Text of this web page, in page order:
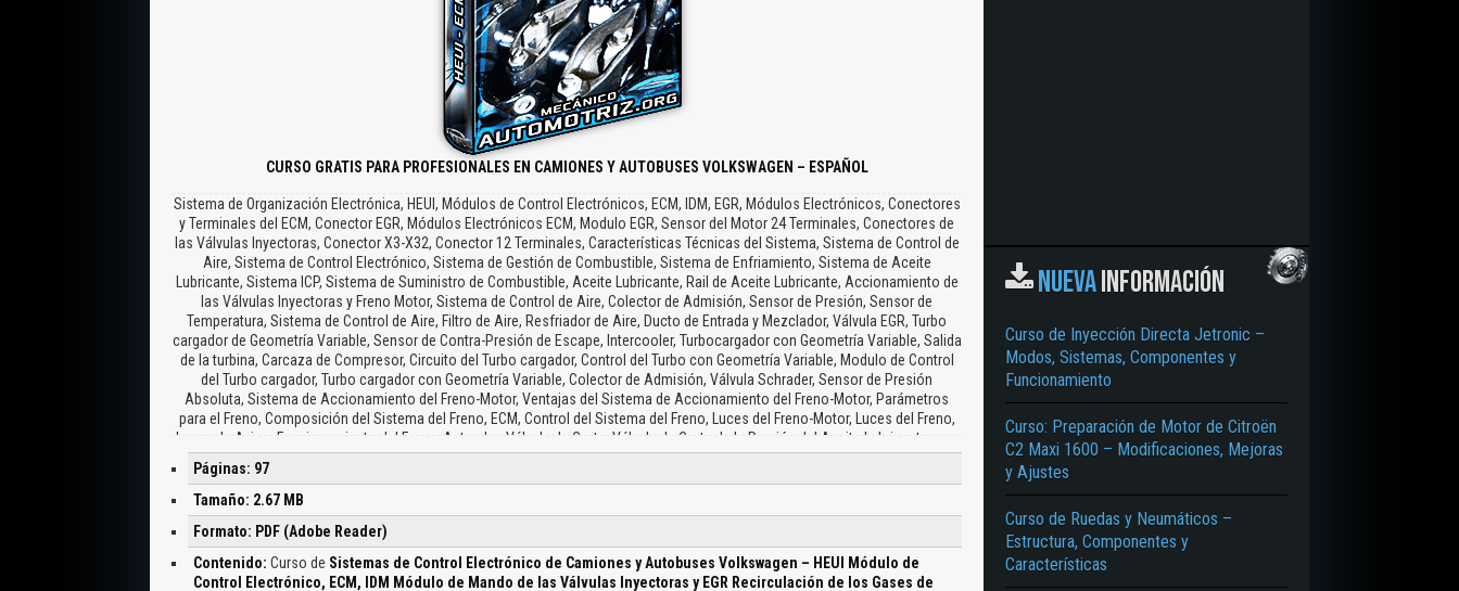
CURSO GRATIS PARA PROFESIONALES EN CAMIONES Y AUTOBUSES VOLKSWAGEN – ESPAÑOL
Sistema de Organización Electrónica, HEUI, Módulos de Control Electrónicos, ECM, IDM, EGR, Módulos Electrónicos, Conectores
y Terminales del ECM, Conector EGR, Módulos Electrónicos ECM, Modulo EGR, Sensor del Motor 24 Terminales, Conectores de
las Válvulas Inyectoras, Conector X3-X32, Conector 12 Terminales, Características Técnicas del Sistema, Sistema de Control de
Aire, Sistema de Control Electrónico, Sistema de Gestión de Combustible, Sistema de Enfriamiento, Sistema de Aceite
Lubricante, Sistema ICP, Sistema de Suministro de Combustible, Aceite Lubricante, Rail de Aceite Lubricante, Accionamiento de
las Válvulas Inyectoras y Freno Motor, Sistema de Control de Aire, Colector de Admisión, Sensor de Presión, Sensor de
Temperatura, Sistema de Control de Aire, Filtro de Aire, Resfriador de Aire, Ducto de Entrada y Mezclador, Válvula EGR, Turbo
cargador de Geometría Variable, Sensor de Contra-Presión de Escape, Intercooler, Turbocargador con Geometría Variable, Salida
de la turbina, Carcaza de Compresor, Circuito del Turbo cargador, Control del Turbo con Geometría Variable, Modulo de Control
del Turbo cargador, Turbo cargador con Geometría Variable, Colector de Admisión, Válvula Schrader, Sensor de Presión
Absoluta, Sistema de Accionamiento del Freno-Motor, Ventajas del Sistema de Accionamiento del Freno-Motor, Parámetros
para el Freno, Composición del Sistema del Freno, ECM, Control del Sistema del Freno, Luces del Freno-Motor, Luces del Freno,
Luces de Aviso, Funcionamiento del Freno, Actuador, Válvula de Corte, Válvula de Corte de la Presión del Aceite Lubricante para
el Freno Motor, Válvula de Corte Desactivada, Rail de Aceite de Alta Presión, Entrada de Aceite, Válvula de Corte Activada por el
ECM, Válvula de Alivio del Rail del Freno, Válvula de Alivio y Sensor de Presión de Rail, Sensor de Presión del Rail para el Freno-
Motor, Ajuste del Actuador Hidráulico, Sistema de Recirculación de los Gases de Escape, Operación del Circuito del EGR,
Sistema de Circulación de los Gases de Escape, Control de la Recirculación de los Gases de Escape, Válvula de Control de la
EGR, Funcionamiento de la Válvula de EGR, Enfriador del Gas de Escape, Diagrama de Sistema, Sistema de Alimentación de
Combustible, Componente del Flujo de Combustible, Culata del Motor, Sensores del Sistema, Revolución y Posición del
Cigüeñal, Filtro de Combustible, Anillo, Bomba de Baja de Presión de Combustible, Sistema de Alimentación de Combustible,
Páginas: 97
Tamaño: 2.67 MB
Formato: PDF (Adobe Reader)
Contenido: Curso de Sistemas de Control Electrónico de Camiones y Autobuses Volkswagen – HEUI Módulo de
Control Electrónico, ECM, IDM Módulo de Mando de las Válvulas Inyectoras y EGR Recirculación de los Gases de
NUEVAINFORMACIÓN
Curso de Inyección Directa Jetronic –
Modos, Sistemas, Componentes y
Funcionamiento
Curso: Preparación de Motor de Citroën
C2 Maxi 1600 – Modificaciones, Mejoras
y Ajustes
Curso de Ruedas y Neumáticos –
Estructura, Componentes y
Características